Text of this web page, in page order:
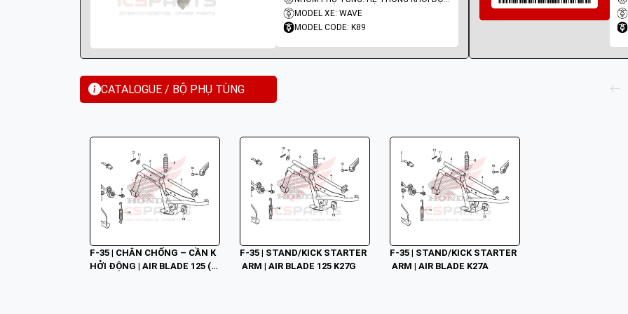
MODEL XE: WAVE
MODEL CODE: K89
CATALOGUE / BỘ PHỤ TÙNG
F-35 | CHÂN CHỐNG – CẦN K
HỞI ĐỘNG | AIR BLADE 125 (1
F-35 | STAND/KICK STARTER
ARM | AIR BLADE 125 K27G
F-35 | STAND/KICK STARTER
ARM | AIR BLADE K27A